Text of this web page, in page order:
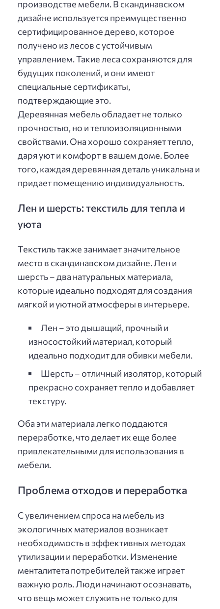
производстве мебели. В скандинавском
дизайне используется преимущественно
сертифицированное дерево, которое
получено из лесов с устойчивым
управлением. Такие леса сохраняются для
будущих поколений, и они имеют
специальные сертификаты,
подтверждающие это.
Деревянная мебель обладает не только
прочностью, но и теплоизоляционными
свойствами. Она хорошо сохраняет тепло,
даря уют и комфорт в вашем доме. Более
того, каждая деревянная деталь уникальна и
придает помещению индивидуальность.
Лен и шерсть: текстиль для тепла и
уюта
Текстиль также занимает значительное
место в скандинавском дизайне. Лен и
шерсть – два натуральных материала,
которые идеально подходят для создания
мягкой и уютной атмосферы в интерьере.
Лен – это дышащий, прочный и
износостойкий материал, который
идеально подходит для обивки мебели.
Шерсть – отличный изолятор, который
прекрасно сохраняет тепло и добавляет
текстуру.
Оба эти материала легко поддаются
переработке, что делает их еще более
привлекательными для использования в
мебели.
Проблема отходов и переработка
С увеличением спроса на мебель из
экологичных материалов возникает
необходимость в эффективных методах
утилизации и переработки. Изменение
менталитета потребителей также играет
важную роль. Люди начинают осознавать,
что вещь может служить не только для